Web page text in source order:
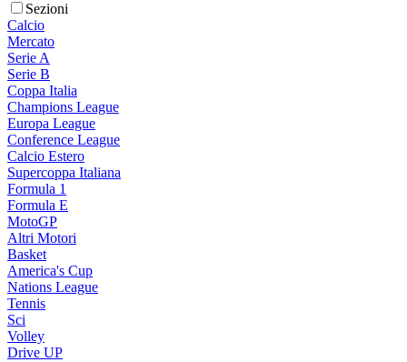
Sezioni
Calcio
Mercato
Serie A
Serie B
Coppa Italia
Champions League
Europa League
Conference League
Calcio Estero
Supercoppa Italiana
Formula 1
Formula E
MotoGP
Altri Motori
Basket
America's Cup
Nations League
Tennis
Sci
Volley
Drive UP